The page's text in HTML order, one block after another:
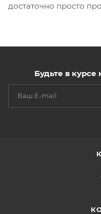
достаточно просто
Будьте в